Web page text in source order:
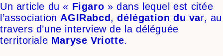
Un article du « Figaro » dans lequel est citée
l’association AGIRabcd,délégation du var, au
travers d’une interview de la déléguée
territoriale Maryse Vriotte.